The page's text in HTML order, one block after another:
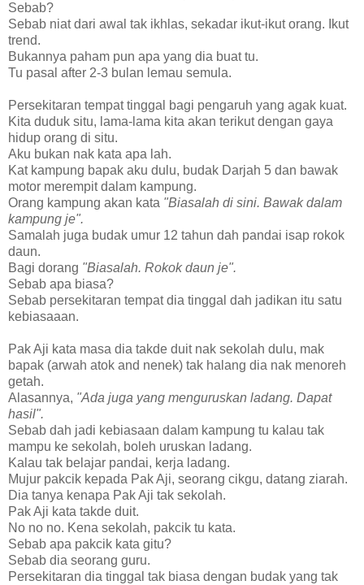
Sebab?
Sebab niat dari awal tak ikhlas, sekadar ikut-ikut orang. Ikut
trend.
Bukannya paham pun apa yang dia buat tu.
Tu pasal after 2-3 bulan lemau semula.
Persekitaran tempat tinggal bagi pengaruh yang agak kuat.
Kita duduk situ, lama-lama kita akan terikut dengan gaya
hidup orang di situ.
Aku bukan nak kata apa lah.
Kat kampung bapak aku dulu, budak Darjah 5 dan bawak
motor merempit dalam kampung.
Orang kampung akan kata "Biasalah di sini. Bawak dalam
kampung je".
Samalah juga budak umur 12 tahun dah pandai isap rokok
daun.
Bagi dorang "Biasalah. Rokok daun je".
Sebab apa biasa?
Sebab persekitaran tempat dia tinggal dah jadikan itu satu
kebiasaaan.
Pak Aji kata masa dia takde duit nak sekolah dulu, mak
bapak (arwah atok and nenek) tak halang dia nak menoreh
getah.
Alasannya, "Ada juga yang menguruskan ladang. Dapat
hasil".
Sebab dah jadi kebiasaan dalam kampung tu kalau tak
mampu ke sekolah, boleh uruskan ladang.
Kalau tak belajar pandai, kerja ladang.
Mujur pakcik kepada Pak Aji, seorang cikgu, datang ziarah.
Dia tanya kenapa Pak Aji tak sekolah.
Pak Aji kata takde duit.
No no no. Kena sekolah, pakcik tu kata.
Sebab apa pakcik kata gitu?
Sebab dia seorang guru.
Persekitaran dia tinggal tak biasa dengan budak yang tak